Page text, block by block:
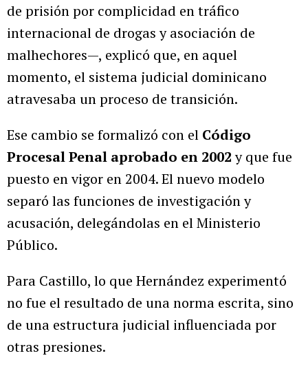
de prisión por complicidad en tráfico
internacional de drogas y asociación de
malhechores—, explicó que, en aquel
momento, el sistema judicial dominicano
atravesaba un proceso de transición.
Ese cambio se formalizó con el Código
Procesal Penal aprobado en 2002y que fue
puesto en vigor en 2004. El nuevo modelo
separó las funciones de investigación y
acusación, delegándolas en el Ministerio
Público.
Para Castillo, lo que Hernández experimentó
no fue el resultado de una norma escrita, sino
de una estructura judicial influenciada por
otras presiones.